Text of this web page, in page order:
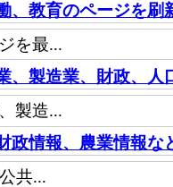
、教育のページを刷
を最...
、製造業、財政、人
製造...
政情報、農業情報な
共...